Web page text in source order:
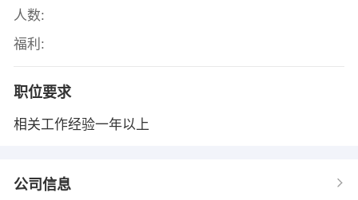
人数:
福利:
职位要求
相关工作经验一年以上
公司信息